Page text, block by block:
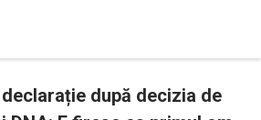
după decizia de